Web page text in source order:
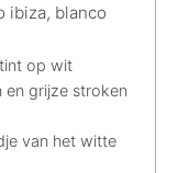
ibiza, blanco
op wit
en grijze stroken
van het witte